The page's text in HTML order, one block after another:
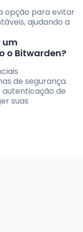
opção para evitar
ajudando a
um
o Bitwarden?
de segurança.
autenticação de
suas